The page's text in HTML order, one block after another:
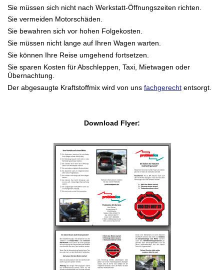
Sie müssen sich nicht nach Werkstatt-Öffnungszeiten richten.
Sie vermeiden Motorschäden.
Sie bewahren sich vor hohen Folgekosten.
Sie müssen nicht lange auf Ihren Wagen warten.
Sie können Ihre Reise umgehend fortsetzen.
Sie sparen Kosten für Abschleppen, Taxi, Mietwagen oder
Übernachtung.
Der abgesaugte Kraftstoffmix wird von uns fachgerecht entsorgt.
Download Flyer: